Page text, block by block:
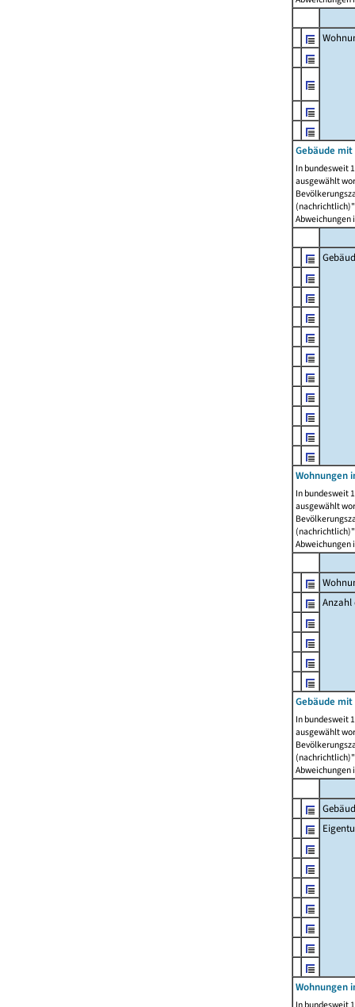
Gebäude
In bundesweit
ausgewählt
Abweichungen
Wohnungen
In bundesweit
ausgewählt
Abweichungen
Anzahl
Gebäude
In bundesweit
ausgewählt
Abweichungen
Wohnungen
In bundesweit